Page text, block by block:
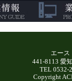
エース
441-8113 愛
TEL 0532-
Copyright